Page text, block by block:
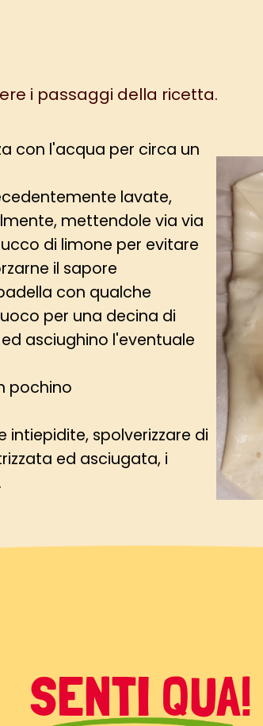
i passaggi della ricetta.
con l'acqua per circa un
lavate,
mettendole via via
di limone per evitare
il sapore
con qualche
per una decina di
asciughino l'eventuale
pochino
intiepidite, spolverizzare di
ed asciugata, i
poco latte e
in granella
di carta forno e infornare a
SENTI QUA!